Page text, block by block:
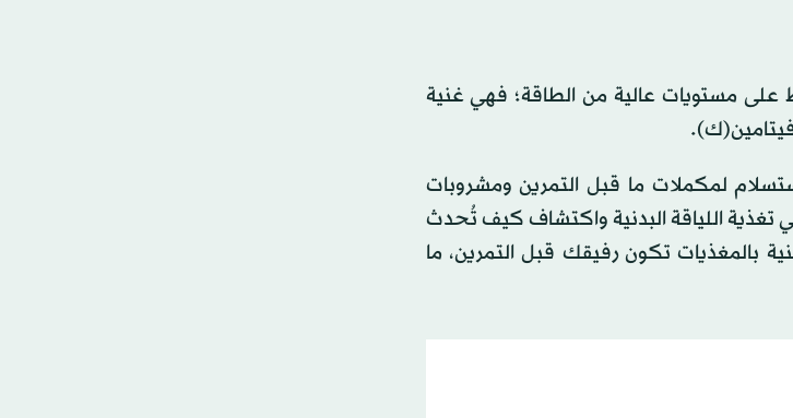
على مستويات عالية من الطاقة؛ فهي غنية
لمكملات ما قبل التمرين ومشروبات
تغذية اللياقة البدنية واكتشاف كيف تُحدث
بالمغذيات تكون رفيقك قبل التمرين، ما